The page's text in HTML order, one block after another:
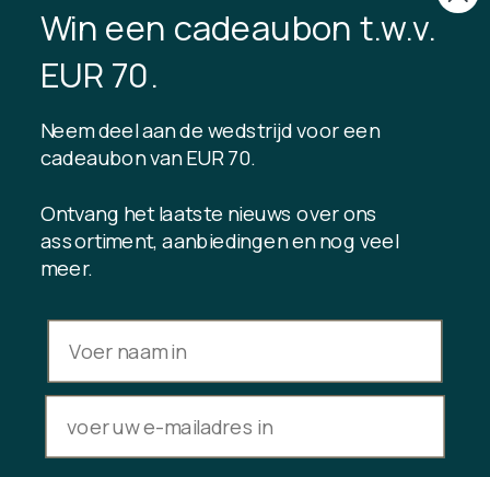
TIBLADIN
Over Tibladin
Duurzame productie
Klantenclub registreren
Neem contact met ons op
INFORMATIE
Privacybeleid
Win een cadeaubon t.w.v.
EUR 70.
Neem deel aan de wedstrijd voor een
cadeaubon van EUR 70.
Ontvang het laatste nieuws over ons
assortiment, aanbiedingen en nog veel
meer.